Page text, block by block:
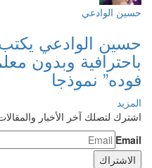
حسين الوادعي
حسين الوادعي
باحترافية وبدون
فوده” نموذجا
المزيد
اشترك لتصلك آخر الأخبار
Email